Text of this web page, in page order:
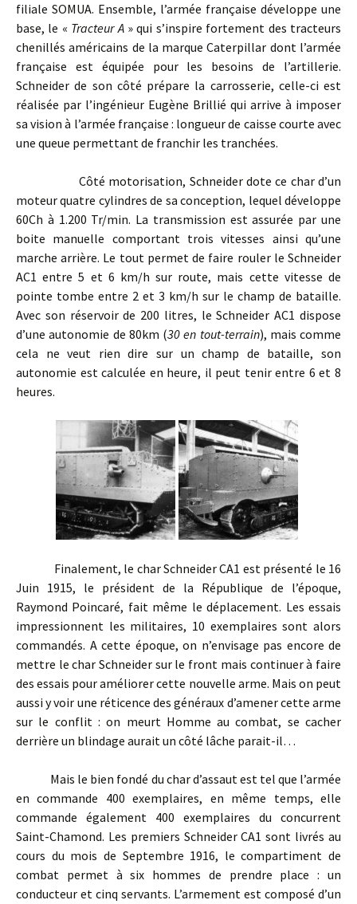
filiale SOMUA. Ensemble, l’armée française développe une
base, le « Tracteur A» qui s’inspire fortement des tracteurs
chenillés américains de la marque Caterpillar dont l’armée
française est équipée pour les besoins de l’artillerie.
Schneider de son côté prépare la carrosserie, celle-ci est
réalisée par l’ingénieur Eugène Brillié qui arrive à imposer
sa vision à l’armée française : longueur de caisse courte avec
une queue permettant de franchir les tranchées.
Côté motorisation, Schneider dote ce char d’un
moteur quatre cylindres de sa conception, lequel développe
60Ch à 1.200 Tr/min. La transmission est assurée par une
boite manuelle comportant trois vitesses ainsi qu’une
marche arrière. Le tout permet de faire rouler le Schneider
AC1 entre 5 et 6 km/h sur route, mais cette vitesse de
pointe tombe entre 2 et 3 km/h sur le champ de bataille.
Avec son réservoir de 200 litres, le Schneider AC1 dispose
d’une autonomie de 80km (30 en tout-terrain), mais comme
cela ne veut rien dire sur un champ de bataille, son
autonomie est calculée en heure, il peut tenir entre 6 et 8
heures.
Finalement, le char Schneider CA1 est présenté le 16
Juin 1915, le président de la République de l’époque,
Raymond Poincaré, fait même le déplacement. Les essais
impressionnent les militaires, 10 exemplaires sont alors
commandés. A cette époque, on n’envisage pas encore de
mettre le char Schneider sur le front mais continuer à faire
des essais pour améliorer cette nouvelle arme. Mais on peut
aussi y voir une réticence des généraux d’amener cette arme
sur le conflit : on meurt Homme au combat, se cacher
derrière un blindage aurait un côté lâche parait-il…
Mais le bien fondé du char d’assaut est tel que l’armée
en commande 400 exemplaires, en même temps, elle
commande également 400 exemplaires du concurrent
Saint-Chamond. Les premiers Schneider CA1 sont livrés au
cours du mois de Septembre 1916, le compartiment de
combat permet à six hommes de prendre place : un
conducteur et cinq servants. L’armement est composé d’un